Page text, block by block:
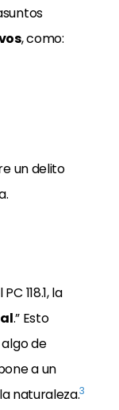
, como:
un delito
118.1, la
.” Esto
de
a un
naturaleza.3